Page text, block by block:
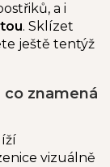
a i
. Sklízet
ještě tentýž
co znamená
vizuálně